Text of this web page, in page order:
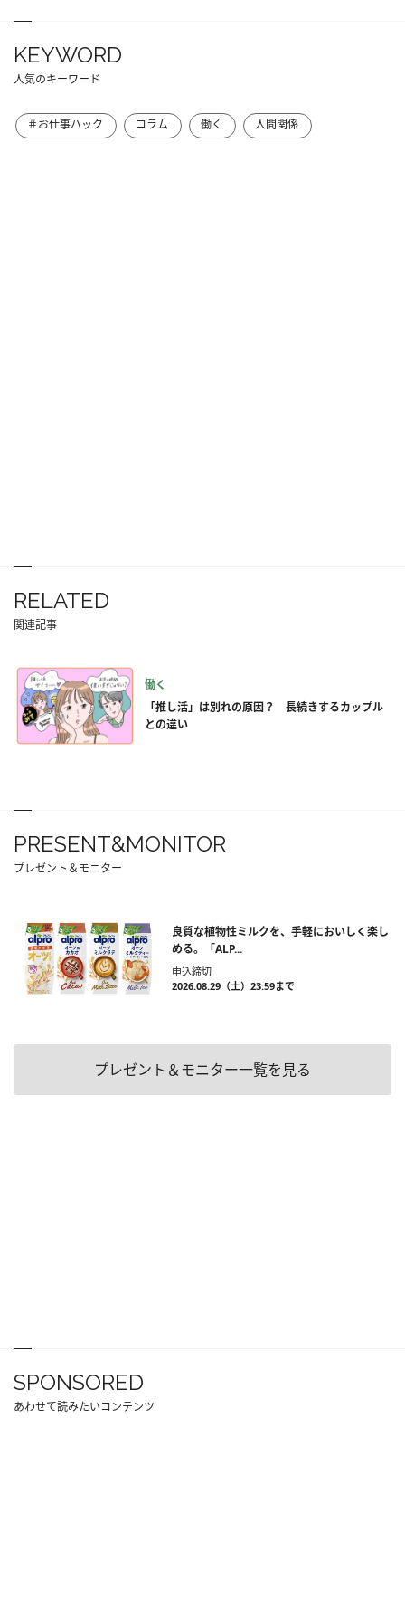
KEYWORD
人気のキーワード
＃お仕事ハック コラム 働く 人間関係
RELATED
関連記事
働く
「推し活」は別れの原因？ 長続きするカップル
との違い
PRESENT&MONITOR
プレゼント＆モニター
良質な植物性ミルクを、手軽においしく楽し
める。「ALP...
申込締切
2026.08.29（土）23:59まで
プレゼント＆モニター一覧を見る
SPONSORED
あわせて読みたいコンテンツ